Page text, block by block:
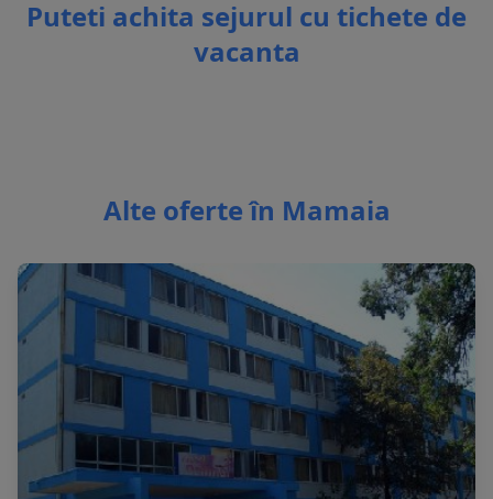
Puteti achita sejurul cu tichete de
vacanta
Alte oferte în Mamaia